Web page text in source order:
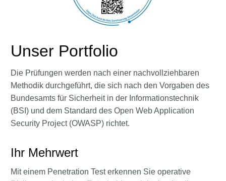
Unser Portfolio
Die Prüfungen werden nach einer nachvollziehbaren
Methodik durchgeführt, die sich nach den Vorgaben des
Bundesamts für Sicherheit in der Informationstechnik
(BSI) und dem Standard des Open Web Application
Security Project (OWASP) richtet.
Ihr Mehrwert
Mit einem Penetration Test erkennen Sie operative